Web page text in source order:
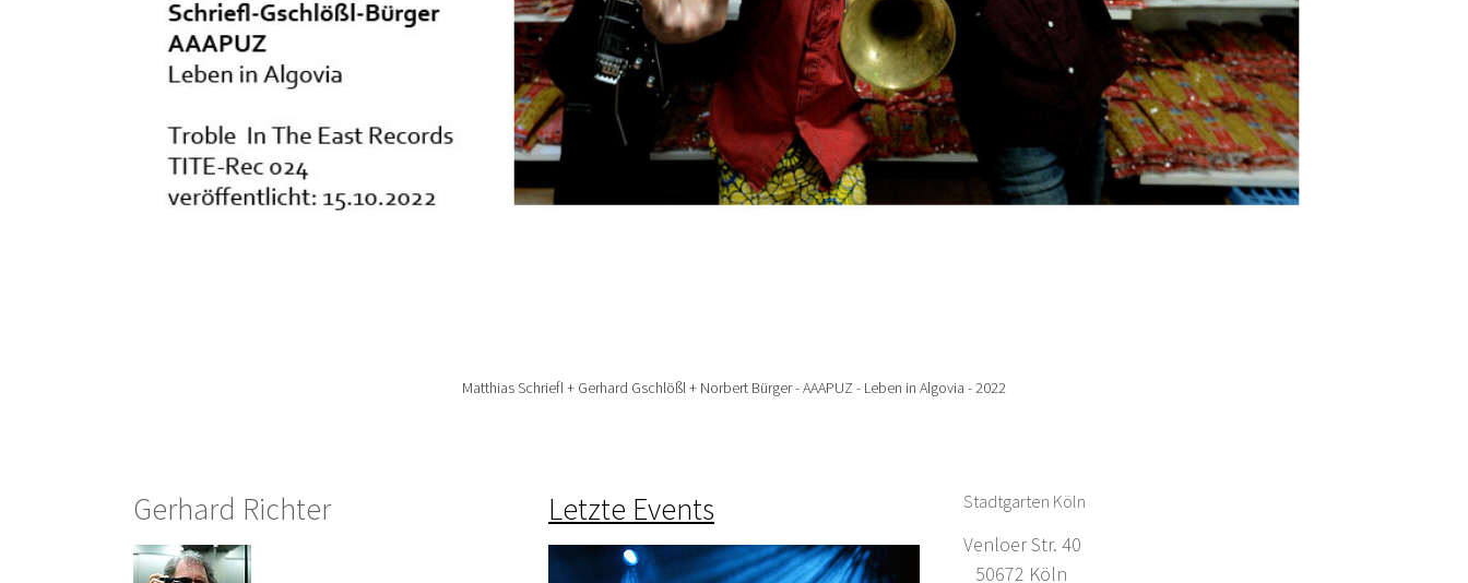
Matthias Schriefl + Gerhard Gschlößl + Norbert Bürger - AAAPUZ - Leben in Algovia - 2022
Gerhard Richter Letzte Events Stadtgarten Köln
Venloer Str. 40
50672 Köln